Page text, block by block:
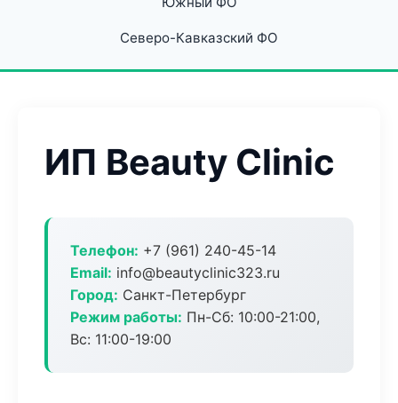
Северо-Кавказский ФО
ИП Beauty Clinic
Телефон: +7 (961) 240-45-14
Email: info@beautyclinic323.ru
Город: Санкт-Петербург
Режим работы: Пн-Сб: 10:00-21:00,
Вс: 11:00-19:00